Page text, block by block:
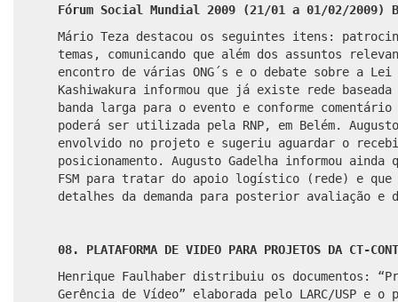
Fórum Social Mundial 2009 (21/01 a 01/02/2009)
Mário Teza destacou os seguintes itens:
temas, comunicando que além dos assuntos
encontro de várias ONG´s e o debate sobre a
Kashiwakura informou que já existe rede baseada
banda larga para o evento e conforme comentário
poderá ser utilizada pela RNP, em Belém.
envolvido no projeto e sugeriu aguardar o
posicionamento.
Augusto Gadelha informou ainda
FSM para tratar do apoio logístico (rede) e que
detalhes da demanda para posterior avaliação e
08. PLATAFORMA DE VIDEO PARA PROJETOS DA CT-
Henrique Faulhaber distribuiu os documentos:
Gerência de Vídeo” elaborada pelo LARC/USP e